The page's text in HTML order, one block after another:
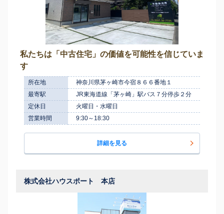
私たちは「中古住宅」の価値を可能性を信じていま
す
所在地
神奈川県茅ヶ崎市今宿８６６番地１
最寄駅
JR東海道線「茅ヶ崎」駅バス７分停歩２分
定休日
火曜日・水曜日
営業時間
9:30～18:30
詳細を見る
株式会社ハウスポート 本店